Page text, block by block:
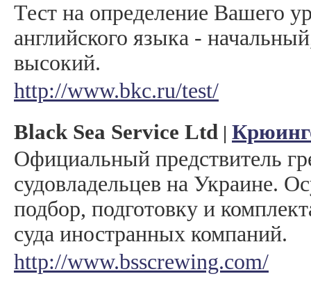
Тест на определение Вашего
английского языка -
высокий.
http://www.bkc.ru/test/
Black Sea Service Ltd |
Официальный предствитель
судовладельцев на Украине.
подбор, подготовку и
суда иностранных компаний.
http://www.bsscrewing.com/